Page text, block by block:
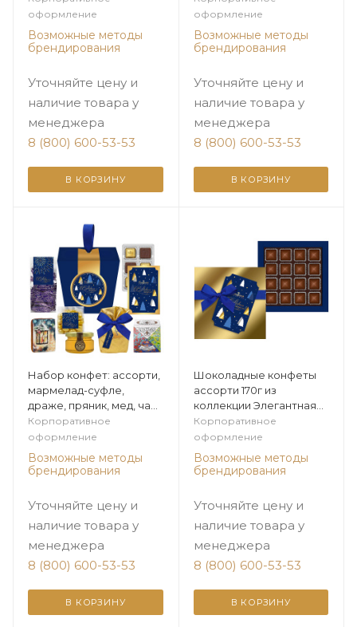
оформление
Возможные методы
брендирования
Уточняйте цену и
наличие товара у
менеджера
8 (800) 600-53-53
В КОРЗИНУ
зима
оформление
Возможные методы
брендирования
Уточняйте цену и
наличие товара у
менеджера
8 (800) 600-53-53
В КОРЗИНУ
Набор конфет: ассорти,
мармелад-суфле,
драже, пряник, мед, чай
из коллекции
Элегантная зима
Корпоративное
оформление
Возможные методы
брендирования
Уточняйте цену и
наличие товара у
менеджера
8 (800) 600-53-53
В КОРЗИНУ
Шоколадные конфеты
ассорти 170г из
коллекции Элегантная
зима
Корпоративное
оформление
Возможные методы
брендирования
Уточняйте цену и
наличие товара у
менеджера
8 (800) 600-53-53
В КОРЗИНУ